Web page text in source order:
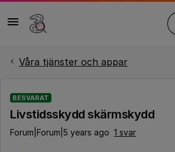
Våra tjänster och appar
BESVARAT
Livstidsskydd skärmskydd
Forum|Forum|5 years ago 1 svar